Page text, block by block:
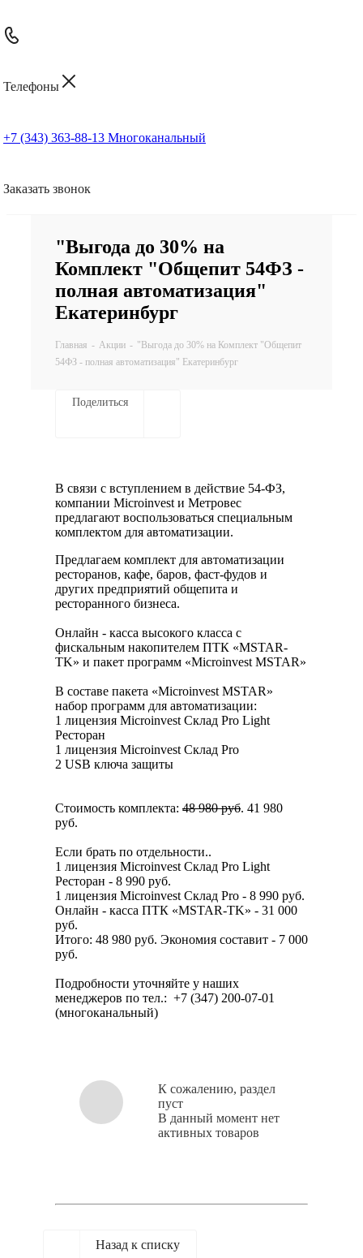
Телефоны
+7 (343) 363-88-13 Многоканальный
Заказать звонок
"Выгода до 30% на
Комплект "Общепит 54ФЗ -
полная автоматизация"
Екатеринбург
Главная - Акции - "Выгода до 30% на Комплект "Общепит
54ФЗ - полная автоматизация" Екатеринбург
Поделиться
В связи с вступлением в действие 54-ФЗ,
компании Microinvest и Метровес
предлагают воспользоваться специальным
комплектом для автоматизации.
Предлагаем комплект для автоматизации
ресторанов, кафе, баров, фаст-фудов и
других предприятий общепита и
ресторанного бизнеса.
Онлайн - касса высокого класса с
фискальным накопителем ПТК «MSTAR-
TK» и пакет программ «Microinvest MSTAR»
В составе пакета «Microinvest MSTAR»
набор программ для автоматизации:
1 лицензия Microinvest Склад Pro Light
Ресторан
1 лицензия Microinvest Склад Pro
2 USB ключа защиты
Стоимость комплекта: 48 980 руб. 41 980
руб.
Если брать по отдельности..
1 лицензия Microinvest Склад Pro Light
Ресторан - 8 990 руб.
1 лицензия Microinvest Склад Pro - 8 990 руб.
Онлайн - касса ПТК «MSTAR-TK» - 31 000
руб.
Итого: 48 980 руб. Экономия составит - 7 000
руб.
Подробности уточняйте у наших
менеджеров по тел.: +7 (347) 200-07-01
(многоканальный)
К сожалению, раздел
пуст
В данный момент нет
активных товаров
Назад к списку